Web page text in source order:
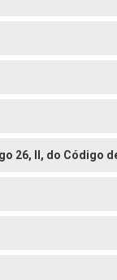
26, II, do Código